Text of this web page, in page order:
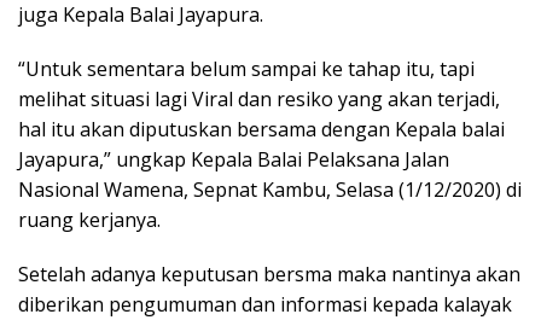
juga Kepala Balai Jayapura.
“Untuk sementara belum sampai ke tahap itu, tapi
melihat situasi lagi Viral dan resiko yang akan terjadi,
hal itu akan diputuskan bersama dengan Kepala balai
Jayapura,” ungkap Kepala Balai Pelaksana Jalan
Nasional Wamena, Sepnat Kambu, Selasa (1/12/2020) di
ruang kerjanya.
Setelah adanya keputusan bersma maka nantinya akan
diberikan pengumuman dan informasi kepada kalayak